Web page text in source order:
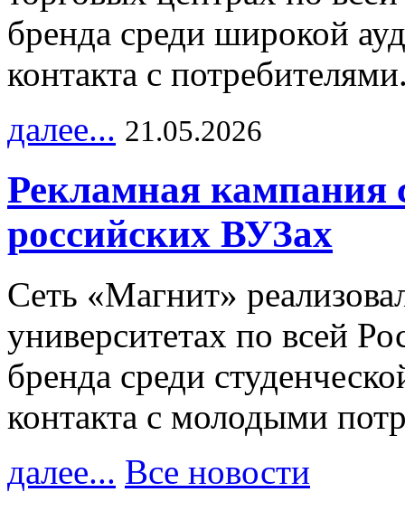
бренда среди широкой
контакта с
далее... 21.05.2026
Рекламная кампания
российских ВУЗах
Сеть «Магнит»
университетах по всей
бренда среди
контакта с молодыми
далее... Все новости